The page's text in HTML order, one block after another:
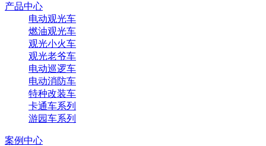
产品中心
电动观光车
燃油观光车
观光小火车
观光老爷车
电动巡逻车
电动消防车
特种改装车
卡通车系列
游园车系列
案例中心